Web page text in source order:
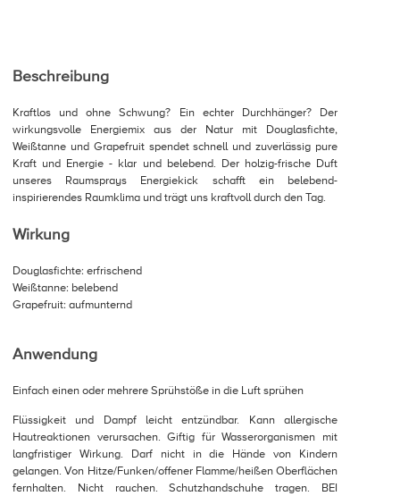
Beschreibung
Kraftlos und ohne Schwung? Ein echter Durchhänger? Der
wirkungsvolle Energiemix aus der Natur mit Douglasfichte,
Weißtanne und Grapefruit spendet schnell und zuverlässig pure
Kraft und Energie - klar und belebend. Der holzig-frische Duft
unseres Raumsprays Energiekick schafft ein belebend-
inspirierendes Raumklima und trägt uns kraftvoll durch den Tag.
Wirkung
Douglasfichte: erfrischend
Weißtanne: belebend
Grapefruit: aufmunternd
Anwendung
Einfach einen oder mehrere Sprühstöße in die Luft sprühen
Flüssigkeit und Dampf leicht entzündbar. Kann allergische
Hautreaktionen verursachen. Giftig für Wasserorganismen mit
langfristiger Wirkung. Darf nicht in die Hände von Kindern
gelangen. Von Hitze/Funken/offener Flamme/heißen Oberflächen
fernhalten. Nicht rauchen. Schutzhandschuhe tragen. BEI